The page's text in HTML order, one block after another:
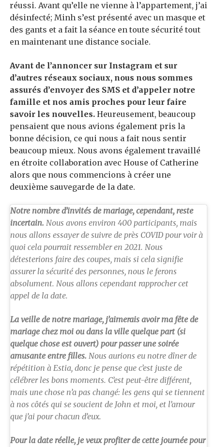
réussi. Avant qu’elle ne vienne à l’appartement, j’ai
désinfecté; Minh s’est présenté avec un masque et
des gants et a fait la séance en toute sécurité tout
en maintenant une distance sociale.
Avant de l’annoncer sur Instagram et sur
d’autres réseaux sociaux, nous nous sommes
assurés d’envoyer des SMS et d’appeler notre
famille et nos amis proches pour leur faire
savoir les nouvelles. Heureusement, beaucoup
pensaient que nous avions également pris la
bonne décision, ce qui nous a fait nous sentir
beaucoup mieux. Nous avons également travaillé
en étroite collaboration avec House of Catherine
alors que nous commencions à créer une
deuxième sauvegarde de la date.
Notre nombre d’invités de mariage, cependant, reste
incertain. Nous avons environ 400 participants, mais
nous allons essayer de suivre de près COVID pour voir à
quoi cela pourrait ressembler en 2021. Nous
détesterions faire des coupes, mais si cela signifie
assurer la sécurité des personnes, nous le ferons
absolument. Nous allons cependant rapprocher cet
appel de la date.
La veille de notre mariage, j’aimerais avoir ma fête de
mariage chez moi ou dans la ville quelque part (si
quelque chose est ouvert) pour passer une soirée
amusante entre filles. Nous aurions eu notre dîner de
répétition à Estia, donc je pense que c’est juste de
célébrer les bons moments. C’est peut-être différent,
mais une chose n’a pas changé: les gens qui se tiennent
à nos côtés qui se soucient de John et moi, et l’amour
que j’ai pour chacun d’eux.
Pour la date réelle, je veux profiter de cette journée pour